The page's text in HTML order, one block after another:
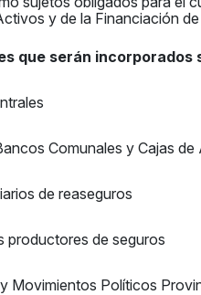
y de la Financiación
que serán incorporados
Comunales y Cajas de
de reaseguros
productores de seguros
Movimientos Políticos